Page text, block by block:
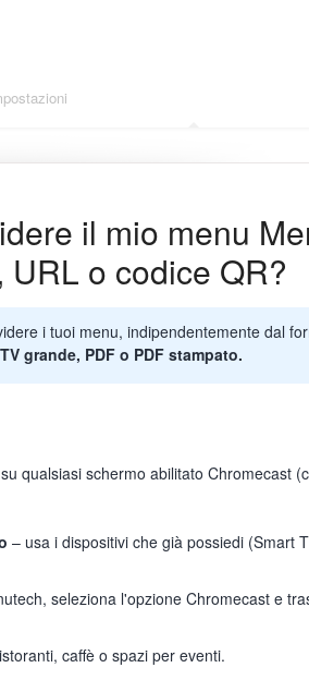
il mio menu
o codice QR?
i tuoi menu, indipendentemente dal
grande, PDF o PDF stampato.
qualsiasi schermo abilitato Chromecast
– usa i dispositivi che già possiedi (Smart
seleziona l'opzione Chromecast e
caffè o spazi per eventi.